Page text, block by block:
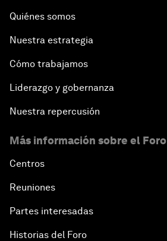
Quiénes somos
Nuestra estrategia
Cómo trabajamos
Liderazgo y gobernanza
Nuestra repercusión
Más información sobre el Foro
Centros
Reuniones
Partes interesadas
Historias del Foro